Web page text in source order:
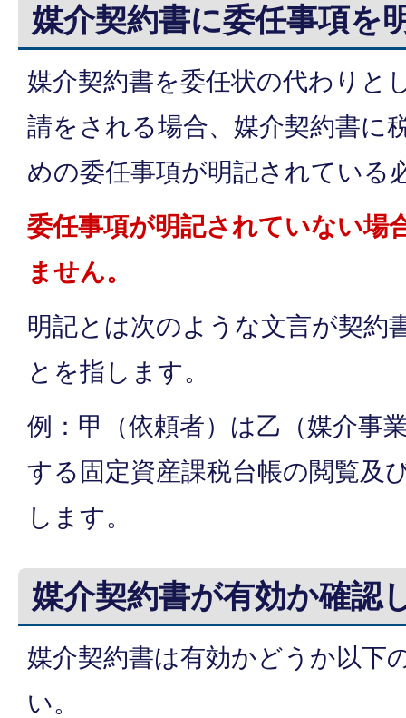
媒介契約書に委任事項を
媒介契約書を委任状の代わりと
請をされる場合、媒介契約書に
めの委任事項が明記されている
委任事項が明記されていない場
ません。
明記とは次のような文言が契約
とを指します。
例：甲（依頼者）は乙（媒介事
する固定資産課税台帳の閲覧及
します。
媒介契約書が有効か確認
媒介契約書は有効かどうか以下
い。